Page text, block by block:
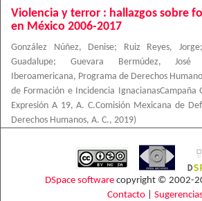
Violencia y terror : hallazgos sobre
en México 2006-2017
González Núñez, Denise; Ruiz Reyes, Jorge
Guadalupe; Guevara Bermúdez, José
Iberoamericana, Programa de Derechos
de Formación e Incidencia
Expresión A 19, A. C.Comisión Mexicana de
Derechos Humanos, A. C., 2019)
DSpace software copyright © 2002-
Contacto|